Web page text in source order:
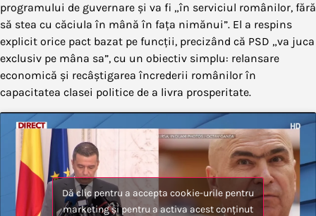
programului de guvernare și va fi „în serviciul românilor, fără
să stea cu căciula în mână în fața nimănui”. El a respins
explicit orice pact bazat pe funcții, precizând că PSD „va juca
exclusiv pe mâna sa”, cu un obiectiv simplu: relansare
economică și recâștigarea încrederii românilor în
capacitatea clasei politice de a livra prosperitate.
Dă clic pentru a accepta cookie-urile pentru
marketing și pentru a activa acest conținut